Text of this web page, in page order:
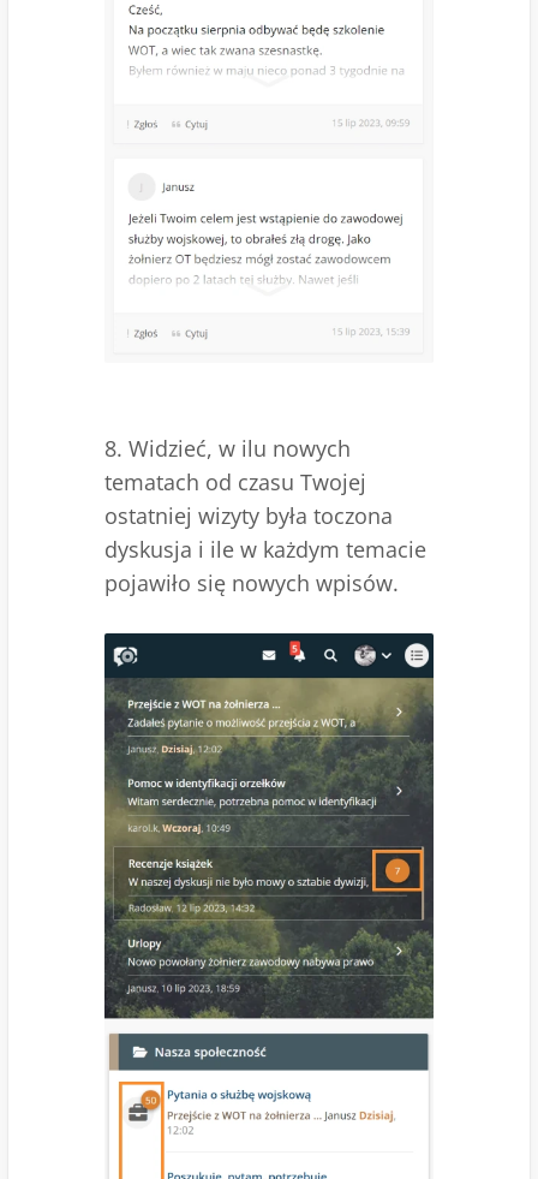
8. Widzieć, w ilu nowych
tematach od czasu Twojej
ostatniej wizyty była toczona
dyskusja i ile w każdym temacie
pojawiło się nowych wpisów.